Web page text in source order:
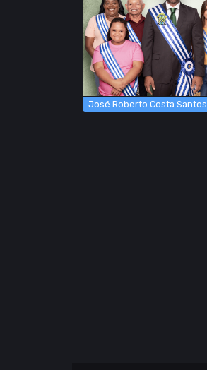
José Roberto Costa Santos